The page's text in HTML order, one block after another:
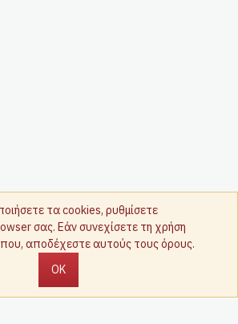
τα cookies, ρυθμίσετε
σας. Εάν συνεχίσετε τη χρήση
αποδέχεστε αυτούς τους όρους.
OK